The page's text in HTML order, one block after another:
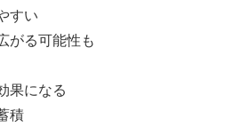
すい
がる可能性も
果になる
積